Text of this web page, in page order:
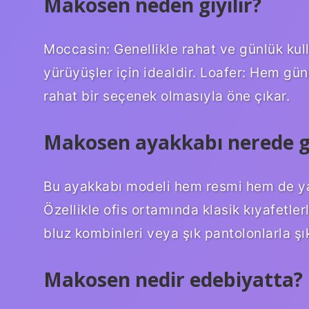
Moccasin: Genellikle rahat ve günlük
yürüyüşler için idealdir. Loafer: Hem
rahat bir seçenek olmasıyla öne çıkar.
Makosen ayakkabı nerede
Bu ayakkabı modeli hem resmi hem de
Özellikle ofis ortamında klasik
bluz kombinleri veya şık pantolonlarla
Makosen nedir edebiyatta?